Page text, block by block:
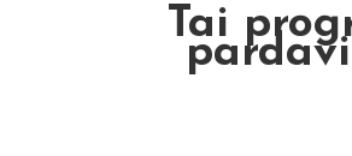
Tai